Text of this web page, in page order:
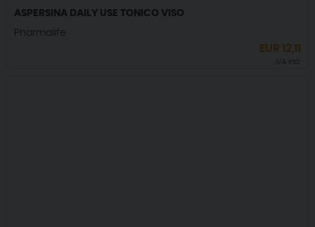
ASPERSINA DAILY USE TONICO VISO
Pharmalife
EUR12,11
IVA incl.